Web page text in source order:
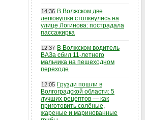
14:36 В Волжском две
легковушки столкнулись на
улице Логинова: пострадала
пассажирка
12:37 В Волжском водитель
ВАЗа сбил 11-летнего
мальчика на пешеходном
переходе
12:05 Грузди пошли в
Волгоградской области: 5
лучших рецептов — как
приготовить солёные,
жареные и маринованные